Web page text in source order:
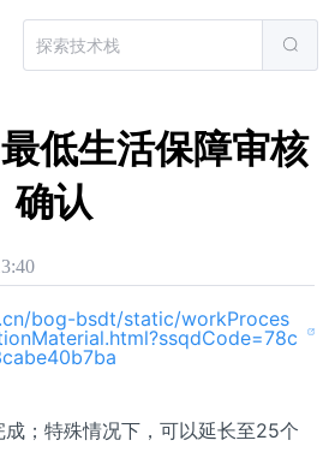
低生活保障审核
确认
bog-bsdt/static/workProces
；特殊情况下，可以延长至25个